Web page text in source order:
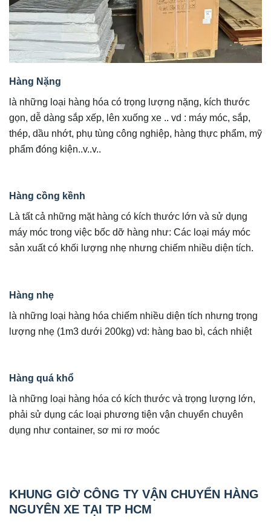
Hàng Nặng
là những loại hàng hóa có trọng lượng nặng, kích thước
gọn, dễ dàng sắp xếp, lên xuống xe .. vd : máy móc, sắp,
thép, dầu nhớt, phụ tùng công nghiệp, hàng thực phẩm, mỹ
phẩm đóng kiện..v..v..
Hàng cồng kềnh
Là tất cả những mặt hàng có kích thước lớn và sử dụng
máy móc trong việc bốc dỡ hàng như: Các loại máy móc
sản xuất có khối lượng nhẹ nhưng chiếm nhiều diện tích.
Hàng nhẹ
là những loại hàng hóa chiếm nhiều diện tích nhưng trọng
lượng nhẹ (1m3 dưới 200kg) vd: hàng bao bì, cách nhiệt
Hàng quá khổ
là những loại hàng hóa có kích thước và trọng lượng lớn,
phải sử dụng các loại phương tiện vận chuyển chuyên
dụng như container, sơ mi rơ moóc
KHUNG GIỜ CÔNG TY VẬN CHUYỂN HÀNG
NGUYÊN XE TẠI TP HCM